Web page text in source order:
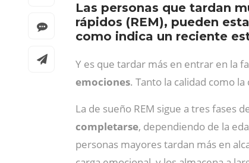
Las personas que tardan
rápidos (REM), pueden
como indica un reciente
Y es que tardar más en entrar en la
emociones. Tanto la calidad como
La de sueño REM sigue a tres fases
completarse, dependiendo de la
personas mayores tardan más en